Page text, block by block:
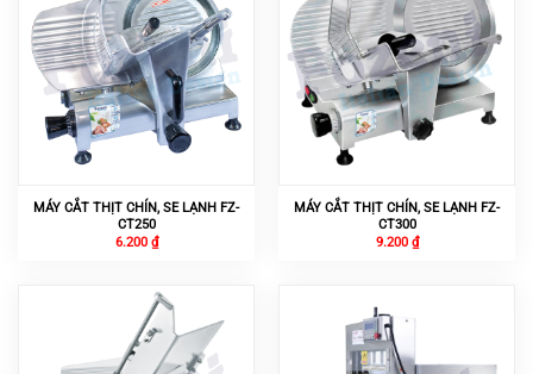
MÁY CẮT THỊT CHÍN, SE LẠNH FZ-
CT250
6.200 ₫
MÁY CẮT THỊT CHÍN, SE LẠNH FZ-
CT300
9.200 ₫